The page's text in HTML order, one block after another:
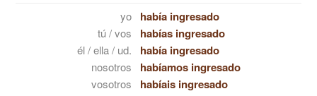
yo había ingresado
tú / vos habías ingresado
él / ella / ud. había ingresado
nosotros habíamos ingresado
vosotros habíais ingresado